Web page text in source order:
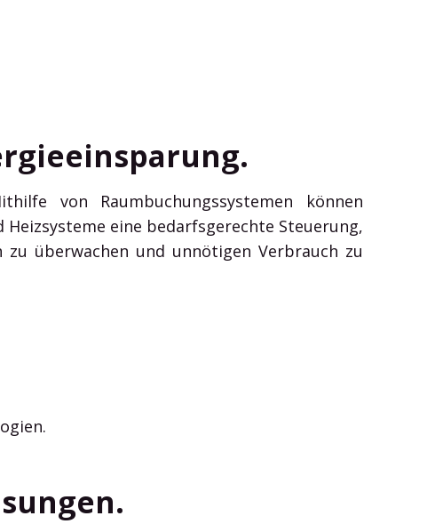
von Raumbuchungssystemen können
eine bedarfsgerechte Steuerung,
überwachen und unnötigen Verbrauch zu